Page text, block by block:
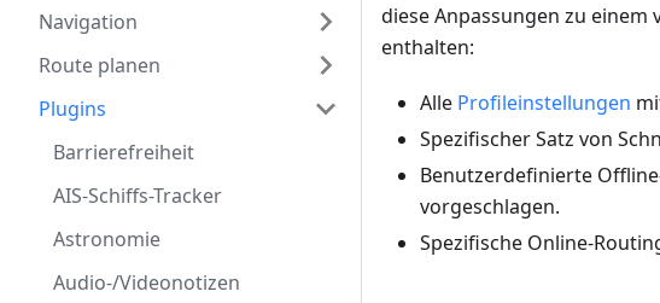
Navigation
Route planen
Plugins
Barrierefreiheit
AIS-Schiffs-Tracker
Astronomie
Audio-/Videonotizen
diese Anpassungen zu einem
enthalten:
Alle Profileinstellungen
Spezifischer Satz von
Benutzerdefinierte
vorgeschlagen.
Spezifische Online-